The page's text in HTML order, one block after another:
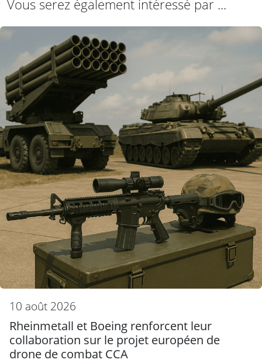
Vous serez également intéressé par ...
10 août 2026
Rheinmetall et Boeing renforcent leur
collaboration sur le projet européen de
drone de combat CCA